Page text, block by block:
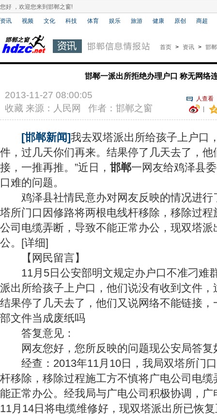
您好 ，欢迎您来到邯郸之窗!
资讯 视频 文化 科技 体育 娱乐 旅游 健康 原创 商超
首页 > 资讯 > 邯郸
邯郸一派出所拒绝办理户口 称无网络
人查看
2013-11-27 08:00:05
收藏 来源：人民网 作者：邯郸之窗
[邯郸新闻]我去双塔派出所给孩子上户口
件，过几天你们再来。结果停了几天去了，
接，一推再推。”近日， 邯郸一网友给鸡泽县
口难的问题。
鸡泽县社情民意办对网友反映的情况进行
塔所门口因修路将两根电线杆移除，移除过
公司电缆弄断，导致不能正常办公，现双塔
公。[详细]
【网民留言】
11月5日公安部明文规定办户口不准刁难
派出所给孩子上户口，他们说没有收到文件
结果停了几天去了，他们又说网络不能链接
部文件当成废纸吗
答复意见：
网友您好，您所反映的问题现公安局答复
经查：2013年11月10日，我局双塔所门口
杆移除，移除过程施工方不慎将广电公司电
能正常办公。经我局与广电公司积极协调，广
11月14日将电缆维修好，现双塔派出所已恢